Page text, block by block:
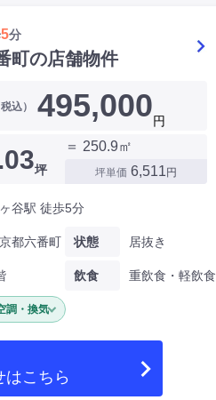
5分
町の店舗物件
込） 495,000円
坪
＝ 250.9㎡
坪単価 6,511 円
谷駅 徒歩5分
都六番町 状態 居抜き
飲食 重飲食・軽飲食
調・換気
はこちら